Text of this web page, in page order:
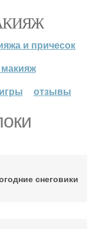
и причесок
макияж
игры отзывы
снеговики